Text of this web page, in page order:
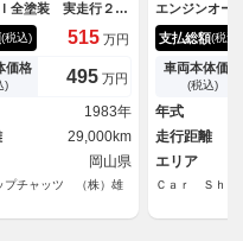
全塗装 実走行２９
２オーナー ５Ｍ
ルエアロ ＦＲＰフ
外品１５インチＡ
フラー 外品ハンド
バー エアコン付き
(税込) 515 万円
価格
) 495 万円
1983年
29,000km
岡山県
プチャッツ （株）雄
エンジンオー
０００キロ
支払総額(税込)
車両本体価格
(税込)
年式
走行距離
エリア
Ｃａｒ Ｓｈｏ